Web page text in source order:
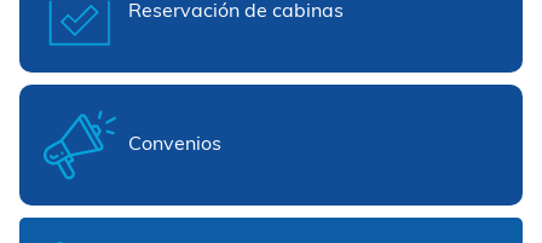
Reservación de cabinas
Convenios